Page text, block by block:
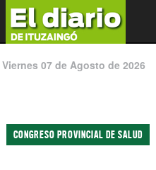
Viernes 07 de Agosto de 2026
CONGRESO PROVINCIAL DE SALUD